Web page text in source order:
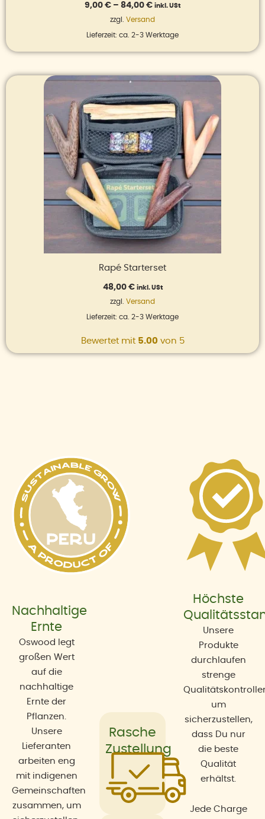
9,00 € – 84,00 € inkl. USt
zzgl. Versand
Lieferzeit: ca. 2-3 Werktage
Rapé Starterset
48,00 € inkl. USt
zzgl. Versand
Lieferzeit: ca. 2-3 Werktage
Bewertet mit 5.00 von 5
Nachhaltige
Ernte
Oswood legt
großen Wert
auf die
nachhaltige
Ernte der
Pflanzen.
Unsere
Lieferanten
arbeiten eng
mit indigenen
Gemeinschaften
zusammen, um
Rasche
Zustellung
Höchste
Unsere
Produkte
durchlaufen
strenge
um
sicherzustellen,
dass Du nur
die beste
Qualität
erhältst.
Jede Charge